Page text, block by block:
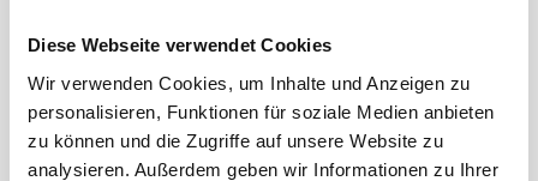
Diese Webseite verwendet Cookies
Wir verwenden Cookies, um Inhalte und Anzeigen zu
personalisieren, Funktionen für soziale Medien anbieten
zu können und die Zugriffe auf unsere Website zu
analysieren. Außerdem geben wir Informationen zu Ihrer
Präsenz am Markt
Bedarfsfeststellung beim Kunden
Präsentation von Produkten und Lösungen
Erstellen und gezieltes Verfolgen von